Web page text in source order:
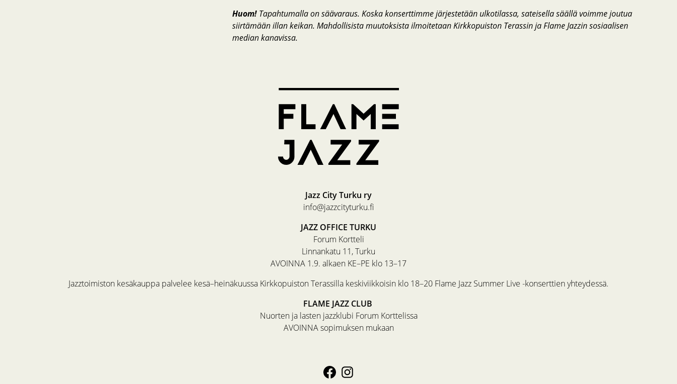
Huom!Tapahtumalla on säävaraus. Koska konserttimme järjestetään ulkotilassa, sateisella säällä voimme joutua
siirtämään illan keikan. Mahdollisista muutoksista ilmoitetaan Kirkkopuiston Terassin ja Flame Jazzin sosiaalisen
median kanavissa.
Jazz City Turku ry
info@jazzcityturku.fi
JAZZ OFFICE TURKU
Forum Kortteli
Linnankatu 11, Turku
AVOINNA 1.9. alkaen KE–PE klo 13–17
Jazztoimiston kesäkauppa palvelee kesä–heinäkuussa Kirkkopuiston Terassilla keskiviikkoisin klo 18–20 Flame Jazz Summer Live -konserttien yhteydessä.
FLAME JAZZ CLUB
Nuorten ja lasten jazzklubi Forum Korttelissa
AVOINNA sopimuksen mukaan